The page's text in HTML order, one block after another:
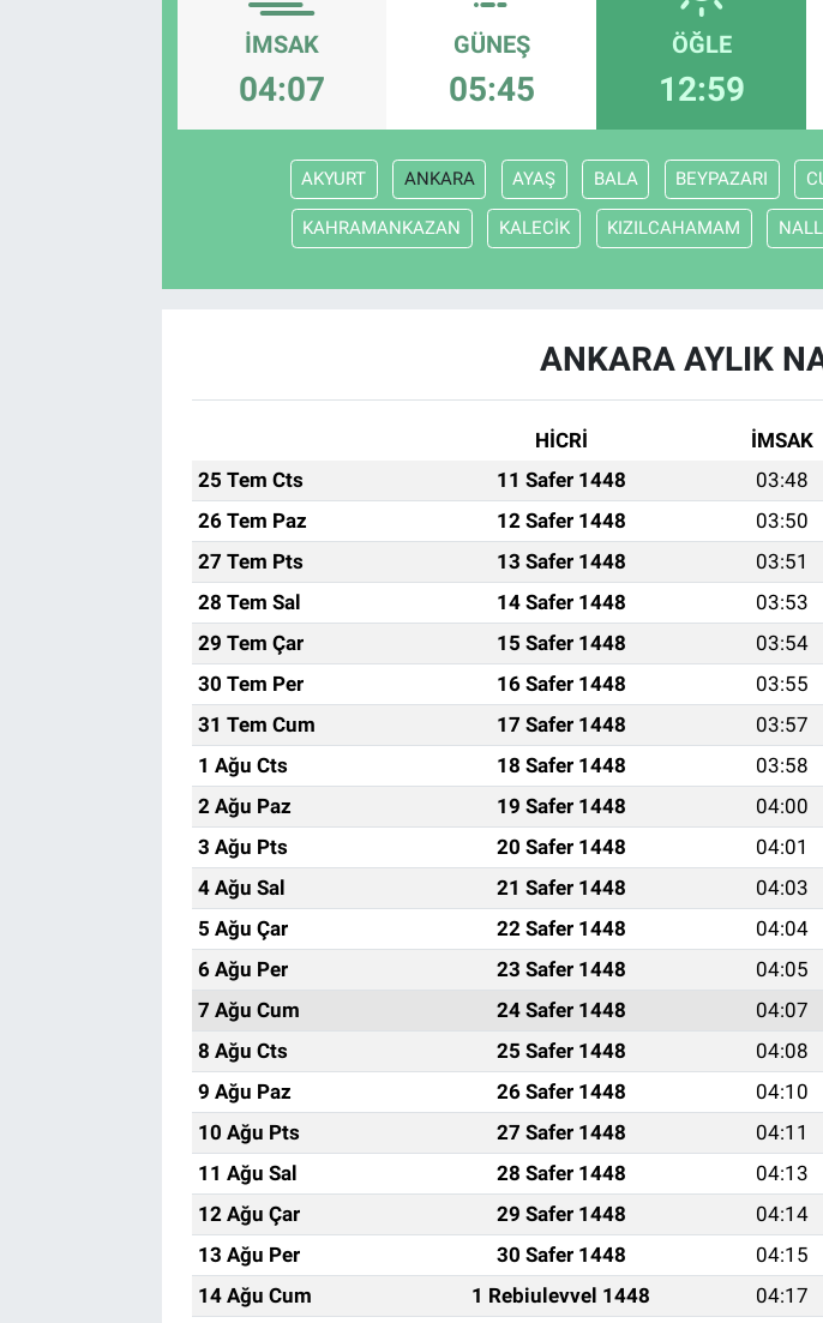
İMSAK
04:07
GÜNEŞ
05:45
ÖĞLE
12:59
AKYURT ANKARA AYAŞ BALA BEYPAZARI
KAHRAMANKAZAN KALECİK KIZILCAHAMAM
ANKARA AYLIK
HİCRİ İMSAK
25 Tem Cts
11 Safer 1448 03:48
26 Tem Paz
12 Safer 1448 03:50
27 Tem Pts
13 Safer 1448 03:51
28 Tem Sal
14 Safer 1448 03:53
29 Tem Çar
15 Safer 1448 03:54
30 Tem Per
16 Safer 1448 03:55
31 Tem Cum
17 Safer 1448 03:57
1 Ağu Cts
18 Safer 1448 03:58
2 Ağu Paz
19 Safer 1448 04:00
3 Ağu Pts
20 Safer 1448 04:01
4 Ağu Sal
21 Safer 1448 04:03
5 Ağu Çar
22 Safer 1448 04:04
6 Ağu Per
23 Safer 1448 04:05
7 Ağu Cum
24 Safer 1448 04:07
8 Ağu Cts
25 Safer 1448 04:08
9 Ağu Paz
26 Safer 1448 04:10
10 Ağu Pts
27 Safer 1448 04:11
11 Ağu Sal
28 Safer 1448 04:13
12 Ağu Çar
29 Safer 1448 04:14
13 Ağu Per
30 Safer 1448 04:15
14 Ağu Cum
1 Rebiulevvel 1448 04:17